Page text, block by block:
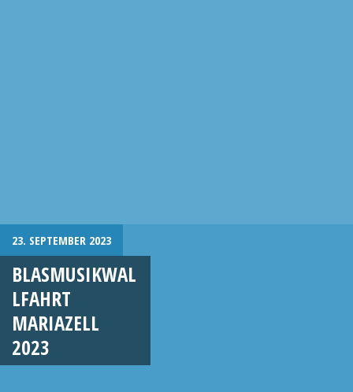
23. SEPTEMBER 2023
BLASMUSIKWAL
LFAHRT
MARIAZELL
2023